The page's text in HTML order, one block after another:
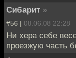
Сибарит »
#56 | 08.06.08 22:28
Ни хера себе
проезжую часть